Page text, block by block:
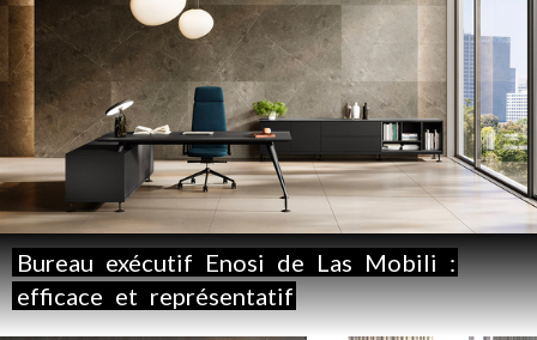
Bureau exécutif Enosi de Las Mobili :
efficace et représentatif